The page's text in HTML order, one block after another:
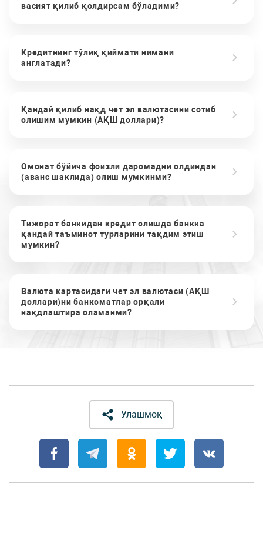
васият қилиб қолдирсам бўладими?
Кредитнинг тўлиқ қиймати нимани
англатади?
Қандай қилиб нақд чет эл валютасини сотиб
олишим мумкин (АҚШ доллари)?
Омонат бўйича фоизли даромадни олдиндан
(аванс шаклида) олиш мумкинми?
Тижорат банкидан кредит олишда банкка
қандай таъминот турларини тақдим этиш
мумкин?
Валюта картасидаги чет эл валютаси (АҚШ
доллари)ни банкоматлар орқали
нақдлаштира оламанми?
Улашмоқ